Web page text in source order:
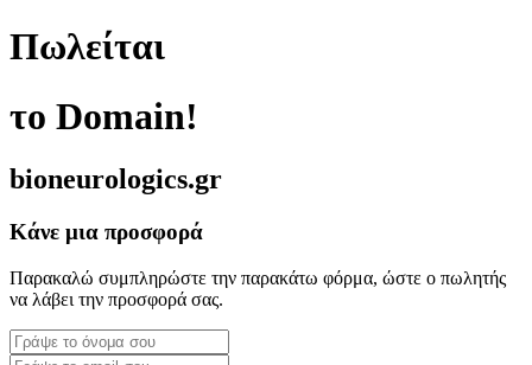
Πωλείται
το Domain!
bioneurologics.gr
Κάνε μια προσφορά
Παρακαλώ συμπληρώστε την παρακάτω φόρμα, ώστε ο πωλητής
να λάβει την προσφορά σας.